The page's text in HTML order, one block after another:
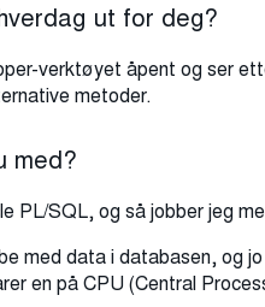
ut for deg?
verktøyet åpent og ser
metoder.
med?
PL/SQL, og så jobber jeg
med data i databasen, og
en på CPU (Central